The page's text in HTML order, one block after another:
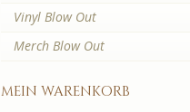
Vinyl Blow Out
Merch Blow Out
mein warenkorb